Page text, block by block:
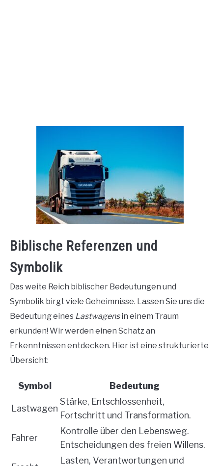
Biblische Referenzen und
Symbolik
Das weite Reich biblischer Bedeutungen und
Symbolik birgt viele Geheimnisse. Lassen Sie uns die
Bedeutung eines Lastwagensin einem Traum
erkunden! Wir werden einen Schatz an
Erkenntnissen entdecken. Hier ist eine strukturierte
Übersicht:
Symbol Bedeutung
Lastwagen
Stärke, Entschlossenheit,
Fortschritt und Transformation.
Fahrer
Kontrolle über den Lebensweg.
Entscheidungen des freien Willens.
Lasten, Verantwortungen und